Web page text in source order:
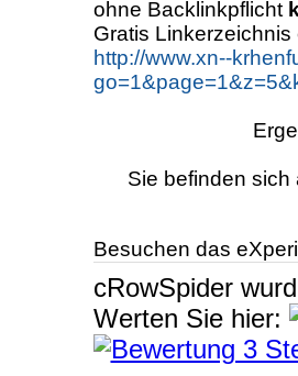
ohne Backlinkpflicht
Gratis Linkerzeichnis
http://www.xn--
Sie befinden
Besuchen das
cRowSpider
Werten Sie hier: